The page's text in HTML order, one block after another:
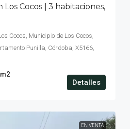
Los Cocos | 3 habitaciones,
Cocos, Municipio de Los Cocos,
Punilla, Córdoba, X5166,
m2
Detalles
EN VENTA